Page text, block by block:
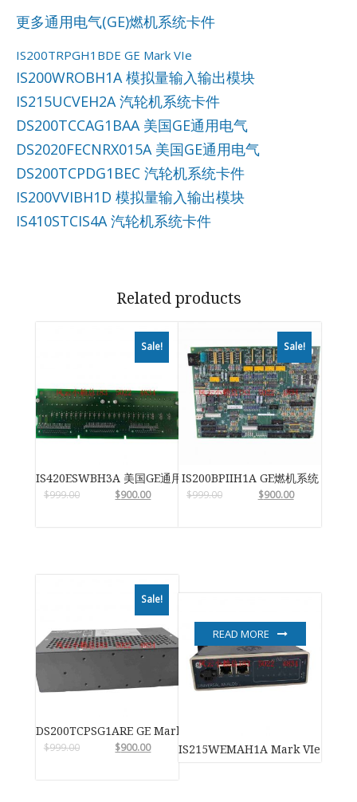
更多通用电气(GE)燃机系统卡件
IS200TRPGH1BDE GE Mark VIe
IS200WROBH1A 模拟量输入输出模块
IS215UCVEH2A 汽轮机系统卡件
DS200TCCAG1BAA 美国GE通用电气
DS2020FECNRX015A 美国GE通用电气
DS200TCPDG1BEC 汽轮机系统卡件
IS200VVIBH1D 模拟量输入输出模块
IS410STCIS4A 汽轮机系统卡件
Related products
Sale!
IS420ESWBH3A 美国GE通用电气
$999.00 $900.00
Sale!
IS200BPIIH1A GE燃机系统
$999.00 $900.00
Sale!
DS200TCPSG1ARE GE Mark VIe
$999.00 $900.00 IS215WEMAH1A Mark VIe 风力
READ MORE